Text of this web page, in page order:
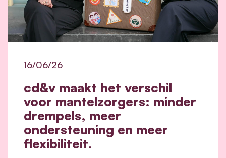
cd&v maakt het verschil
voor mantelzorgers: minder
drempels, meer
ondersteuning en meer
flexibiliteit.
16/06/26